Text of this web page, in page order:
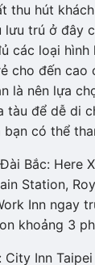
thu hút
lưu trú ở đây
các loại hình
cho đến cao
là nên lựa
tàu để dễ di
có thể
Bắc: Here
Station,
Inn ngay
khoảng 3
Inn